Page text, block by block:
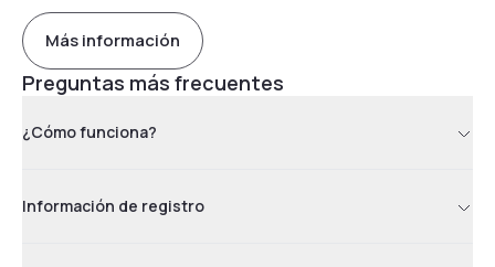
Más información
Preguntas más frecuentes
¿Cómo funciona?
Información de registro